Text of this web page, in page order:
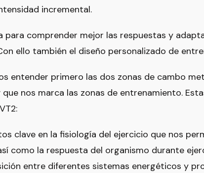
incremental.
para comprender mejor las respuestas y
ello también el diseño personalizado de
entender primero las dos zonas de cambo
nos marca las zonas de entrenamiento.
clave en la fisiología del ejercicio que nos
como la respuesta del organismo durante
entre diferentes sistemas energéticos y